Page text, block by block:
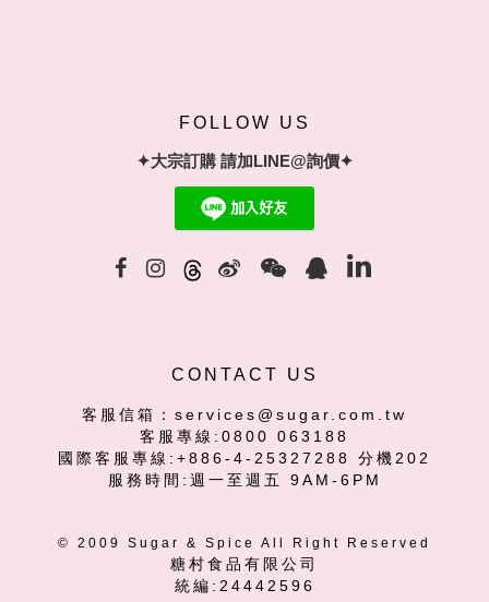
FOLLOW US
✦大宗訂購 請加LINE@詢價✦
CONTACT US
客服信箱：services@sugar.com.tw
客服專線:0800 063188
國際客服專線:+886-4-25327288 分機202
服務時間:週一至週五 9AM-6PM
© 2009 Sugar & Spice All Right Reserved
糖村食品有限公司
統編:24442596